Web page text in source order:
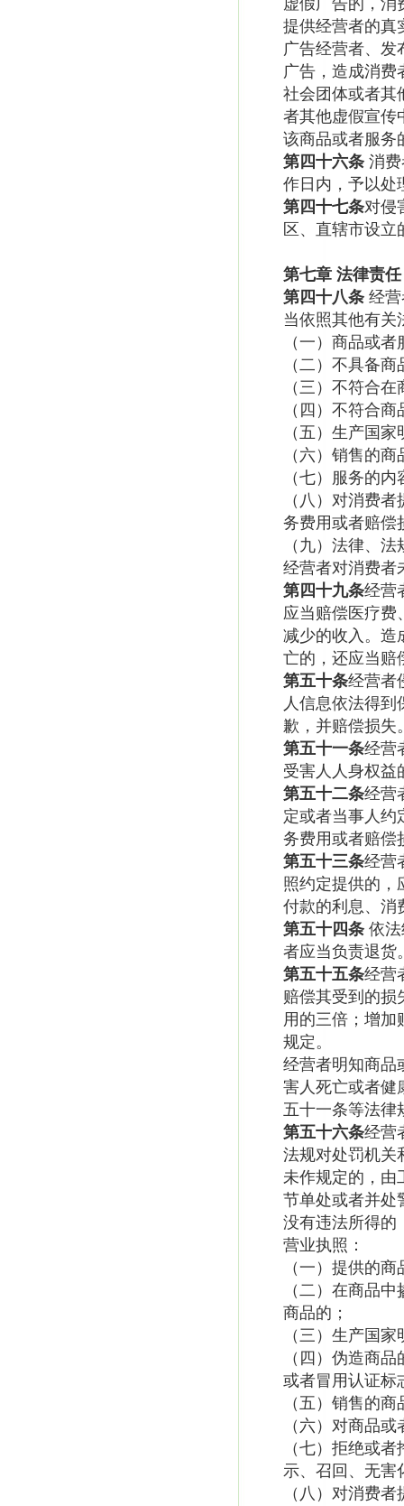
虚假广告的，消
提供经营者的真
广告经营者、发
广告，造成消费
社会团体或者其
者其他虚假宣传
该商品或者服务
第四十六条消费
作日内，予以处
第四十七条对侵
区、直辖市设
第七章 法律责任
第四十八条 经
当依照其他有关
（一）商品或
（二）不具备
（三）不符合
（四）不符合
（五）生产国
（六）销售的
（七）服务的
（八）对消费
务费用或者赔偿
（九）法律、
经营者对消费者
第四十九条经营
应当赔偿医疗费
减少的收入。造
亡的，还应当赔
第五十条经营者
人信息依法得
歉，并赔偿损失
第五十一条经营
受害人人身权益
第五十二条经营
定或者当事人约
务费用或者赔偿
第五十三条经营
照约定提供的，
付款的利息、消
第五十四条依法
者应当负责退货
第五十五条经营
赔偿其受到的损
用的三倍；增加
规定。
经营者明知商品
害人死亡或者健
五十一条等法律
第五十六条经营
法规对处罚机关
未作规定的，由
节单处或者并处
没有违法所得的
营业执照：
（一）提供的
（二）在商品
商品的；
（三）生产国
（四）伪造商
或者冒用认证标
（五）销售的
（六）对商品
（七）拒绝或
示、召回、无害
（八）对消费